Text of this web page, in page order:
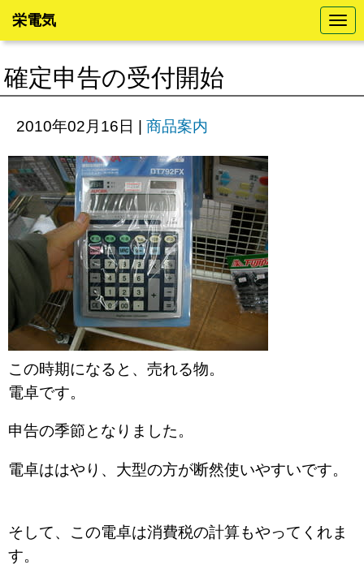
N
a
v
t
栄電気
確定申告の受付開始
2010年02月16日 | 商品案内
この時期になると、売れる物。
電卓です。
申告の季節となりました。
電卓ははやり、大型の方が断然使いやすいです。
そして、この電卓は消費税の計算もやってくれま
す。